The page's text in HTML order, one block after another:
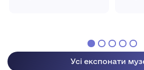
Усі експонати